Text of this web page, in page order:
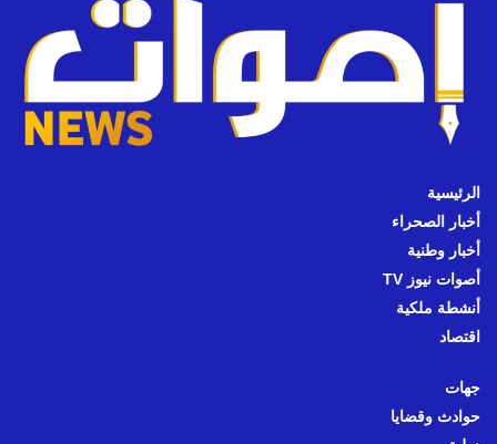
الرئيسية
أخبار الصحراء
أخبار وطنية
أصوات نيوز TV
أنشطة ملكية
اقتصاد
جهات
حوادث وقضايا